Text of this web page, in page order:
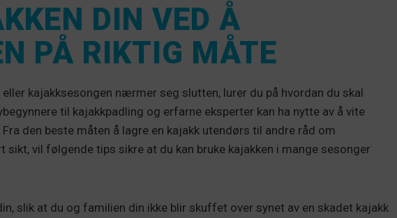
DIN VED Å
PÅ RIKTIG MÅTE
kajakksesongen nærmer seg slutten, lurer du på hvordan du skal
til kajakkpadling og erfarne eksperter kan ha nytte av å vite
den beste måten å lagre en kajakk utendørs til andre råd om
sikt, vil følgende tips sikre at du kan bruke kajakken i mange sesonger
slik at du og familien din ikke blir skuffet over synet av en skadet kajakk